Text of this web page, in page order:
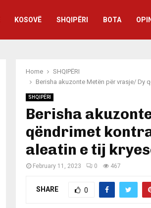
KOSOVË SHQIPËRI BOTA
Home
SHQIPËRI
Berisha akuzonte Metën për vrasje/ Dy
SHQIPËRI
Berisha
qëndrimet
aleatin e tij
February 11, 2023 0 467
SHARE 0